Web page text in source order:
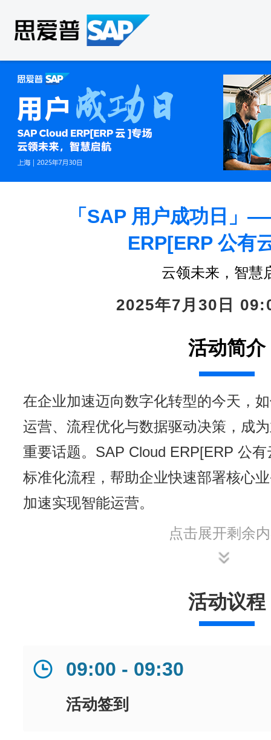
「SAP 用户成功日
ERP[ERP 公有
云领未来，智慧
2025年7月30日
活动简介
在企业加速迈向数字化转型的今天，
运营、流程优化与数据驱动决策，成
重要话题。SAP Cloud ERP[ERP 公
标准化流程，帮助企业快速部署核心
加速实现智能运营。
点击展开剩余
活动议程
09:00 - 09:30
活动签到